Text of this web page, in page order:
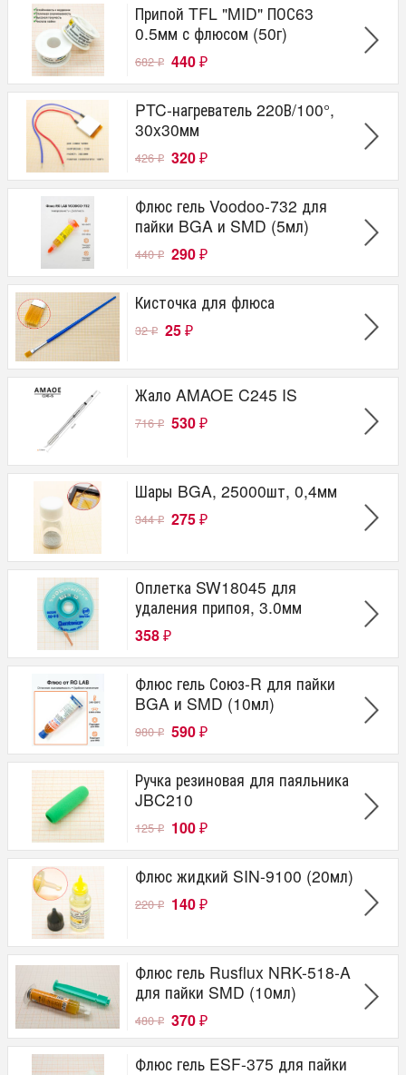
Припой TFL "MID" ПОС63
0.5мм с флюсом (50г)
682₽ 440 ₽
PTC-нагреватель 220В/100°,
30x30мм
426₽ 320 ₽
Флюс гель Voodoo-732 для
пайки BGA и SMD (5мл)
440₽ 290 ₽
Кисточка для флюса
32₽ 25 ₽
Жало AMAOE C245 IS
716₽ 530 ₽
Шары BGA, 25000шт, 0,4мм
344₽ 275 ₽
Оплетка SW18045 для
удаления припоя, 3.0мм
358 ₽
Флюс гель Союз-R для пайки
BGA и SMD (10мл)
980₽ 590 ₽
Ручка резиновая для паяльника
JBC210
125₽ 100 ₽
Флюс жидкий SIN-9100 (20мл)
220₽ 140 ₽
Флюс гель Rusflux NRK-518-A
для пайки SMD (10мл)
480₽ 370 ₽
Флюс гель ESF-375 для пайки